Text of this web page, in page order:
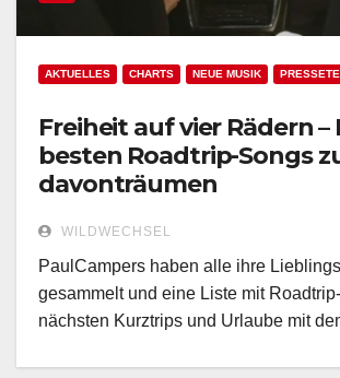
AKTUELLES CHARTS NEUE MUSIK
Freiheit auf vier Rädern –
besten Roadtrip-Songs
davonträumen
WILDWECHSEL
PaulCampers haben alle ihre
gesammelt und eine Liste mit
nächsten Kurztrips und Urlaube mit